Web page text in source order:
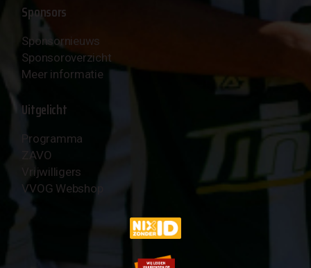
Sponsors
Sponsornieuws
Sponsoroverzicht
Meer informatie
Uitgelicht
Programma
ZAVO
Vrijwilligers
VVOG Webshop